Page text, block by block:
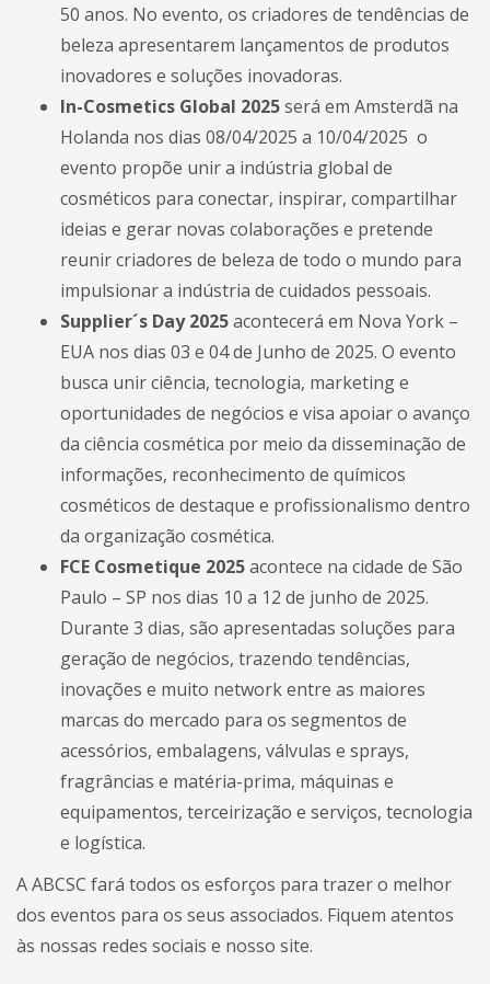
50 anos. No evento, os criadores de tendências de
beleza apresentarem lançamentos de produtos
inovadores e soluções inovadoras.
In-Cosmetics Global 2025será em Amsterdã na
Holanda nos dias 08/04/2025 a 10/04/2025 o
evento propõe unir a indústria global de
cosméticos para conectar, inspirar, compartilhar
ideias e gerar novas colaborações e pretende
reunir criadores de beleza de todo o mundo para
impulsionar a indústria de cuidados pessoais.
Supplier´s Day 2025acontecerá em Nova York –
EUA nos dias 03 e 04 de Junho de 2025. O evento
busca unir ciência, tecnologia, marketing e
oportunidades de negócios e visa apoiar o avanço
da ciência cosmética por meio da disseminação de
informações, reconhecimento de químicos
cosméticos de destaque e profissionalismo dentro
da organização cosmética.
FCE Cosmetique 2025acontece na cidade de São
Paulo – SP nos dias 10 a 12 de junho de 2025.
Durante 3 dias, são apresentadas soluções para
geração de negócios, trazendo tendências,
inovações e muito network entre as maiores
marcas do mercado para os segmentos de
acessórios, embalagens, válvulas e sprays,
fragrâncias e matéria-prima, máquinas e
equipamentos, terceirização e serviços, tecnologia
e logística.
A ABCSC fará todos os esforços para trazer o melhor
dos eventos para os seus associados. Fiquem atentos
às nossas redes sociais e nosso site.